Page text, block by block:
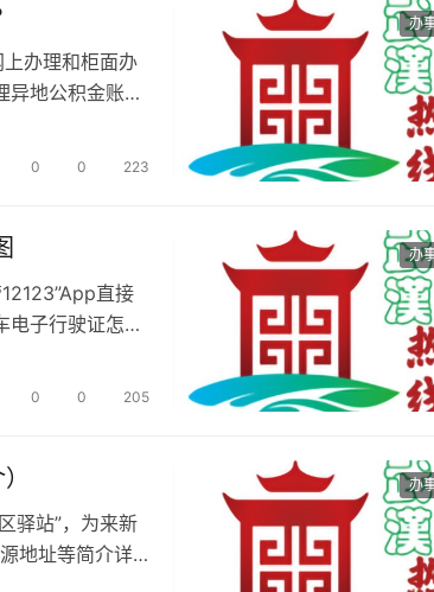
办
上办理和柜面办
地公积金账户
0 0 223
办
直接
子行驶证怎么
0 0 205
办
驿站”，为来新
地址等简介详